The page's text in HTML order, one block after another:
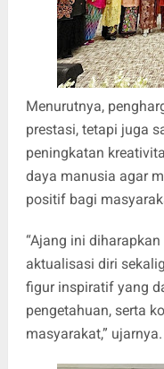
Menurutnya,
prestasi, tetapi juga
peningkatan
daya manusia agar
positif bagi
“Ajang ini
aktualisasi diri
figur inspiratif yang
pengetahuan, serta
masyarakat,” ujarnya.